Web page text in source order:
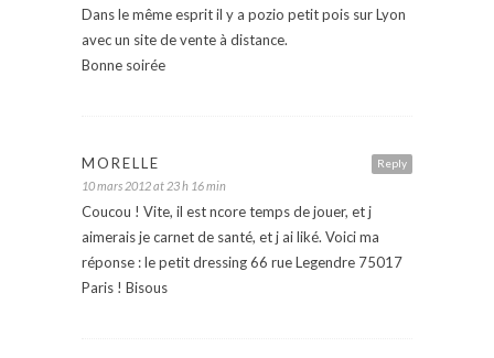
Dans le même esprit il y a pozio petit pois sur Lyon
avec un site de vente à distance.
Bonne soirée
Reply
MORELLE
10 mars 2012 at 23 h 16 min
Coucou ! Vite, il est ncore temps de jouer, et j
aimerais je carnet de santé, et j ai liké. Voici ma
réponse : le petit dressing 66 rue Legendre 75017
Paris ! Bisous